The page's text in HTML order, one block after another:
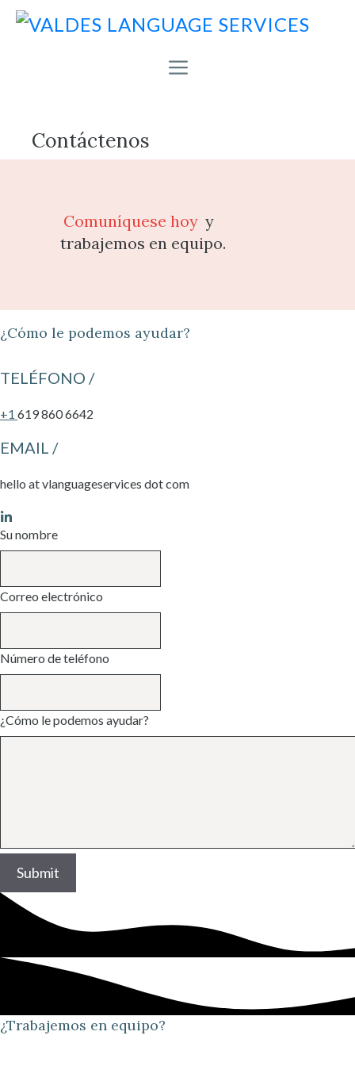
Saltar
MENU
Contáctenos
Comuníquese hoy y
trabajemos en equipo.
¿Cómo le podemos ayudar?
TELÉFONO /
+1 619 860 6642
EMAIL /
hello at vlanguageservices dot com
Leave
this
blank
Su nombre
Correo electrónico
Número de teléfono
¿Cómo le podemos ayudar?
Submit
¿Trabajemos en equipo?